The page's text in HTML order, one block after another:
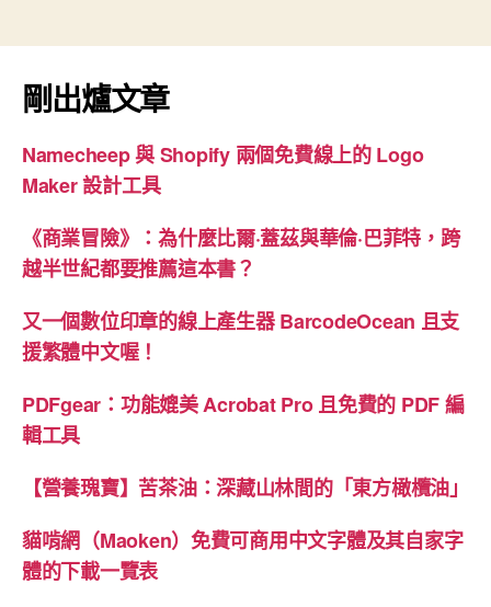
QR
便
法”
剛出爐文章
Namecheep 與 Shopify 兩個免費線上的 Logo
Maker 設計工具
《商業冒險》：為什麼比爾·蓋茲與華倫·巴菲特，跨
越半世紀都要推薦這本書？
又一個數位印章的線上產生器 BarcodeOcean 且支
援繁體中文喔！
PDFgear：功能媲美 Acrobat Pro 且免費的 PDF 編
輯工具
【營養瑰寶】苦茶油：深藏山林間的「東方橄欖油」
貓啃網（Maoken）免費可商用中文字體及其自家字
體的下載一覽表